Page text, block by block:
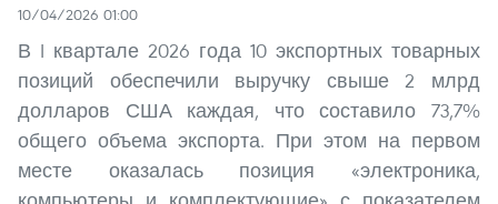
10/04/2026 01:00
В I квартале 2026 года 10 экспортных товарных
позиций обеспечили выручку свыше 2 млрд
долларов США каждая, что составило 73,7%
общего объема экспорта. При этом на первом
месте оказалась позиция «электроника,